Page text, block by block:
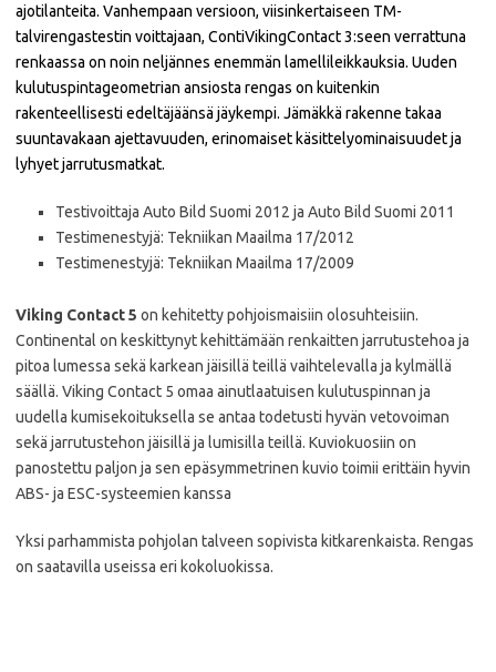
ajotilanteita. Vanhempaan versioon, viisinkertaiseen TM-
talvirengastestin voittajaan, ContiVikingContact 3:seen verrattuna
renkaassa on noin neljännes enemmän lamellileikkauksia. Uuden
kulutuspintageometrian ansiosta rengas on kuitenkin
rakenteellisesti edeltäjäänsä jäykempi. Jämäkkä rakenne takaa
suuntavakaan ajettavuuden, erinomaiset käsittelyominaisuudet ja
lyhyet jarrutusmatkat.
Testivoittaja Auto Bild Suomi 2012 ja Auto Bild Suomi 2011
Testimenestyjä: Tekniikan Maailma 17/2012
Testimenestyjä: Tekniikan Maailma 17/2009
Viking Contact 5 on kehitetty pohjoismaisiin olosuhteisiin.
Continental on keskittynyt kehittämään renkaitten jarrutustehoa ja
pitoa lumessa sekä karkean jäisillä teillä vaihtelevalla ja kylmällä
säällä. Viking Contact 5 omaa ainutlaatuisen kulutuspinnan ja
uudella kumisekoituksella se antaa todetusti hyvän vetovoiman
sekä jarrutustehon jäisillä ja lumisilla teillä. Kuviokuosiin on
panostettu paljon ja sen epäsymmetrinen kuvio toimii erittäin hyvin
ABS- ja ESC-systeemien kanssa
Yksi parhammista pohjolan talveen sopivista kitkarenkaista. Rengas
on saatavilla useissa eri kokoluokissa.